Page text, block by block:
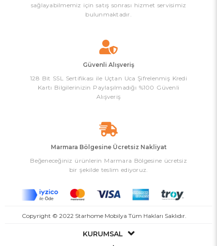
sağlayabilmemiz için satış sonrası hizmet servisimiz
bulunmaktadır.
Güvenli Alışveriş
128 Bit SSL Sertifikası ile Uçtan Uca Şifrelenmiş Kredi
Kartı Bilgilerinizin Paylaşılmadığı %100 Güvenli
Alışveriş
Marmara Bölgesine Ücretsiz Nakliyat
Beğeneceğiniz ürünlerin Marmara Bölgesine ücretsiz
bir şekilde teslim ediyoruz.
Copyright © 2022 Starhome Mobilya Tüm Hakları Saklıdır.
KURUMSAL